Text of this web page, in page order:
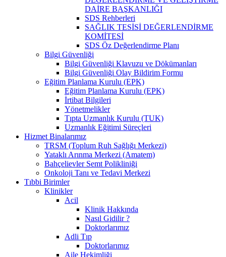
DAİRE BAŞKANLIĞI
SDS Rehberleri
SAĞLIK TESİSİ DEĞERLENDİRME
KOMİTESİ
SDS Öz Değerlendirme Planı
Bilgi Güvenliği
Bilgi Güvenliği Klavuzu ve Dökümanları
Bilgi Güvenliği Olay Bildirim Formu
Eğitim Planlama Kurulu (EPK)
Eğitim Planlama Kurulu (EPK)
İrtibat Bilgileri
Yönetmelikler
Tıpta Uzmanlık Kurulu (TUK)
Uzmanlık Eğitimi Süreçleri
Hizmet Binalarımız
TRSM (Toplum Ruh Sağlığı Merkezi)
Yataklı Arınma Merkezi (Amatem)
Bahçelievler Semt Polikliniği
Onkoloji Tanı ve Tedavi Merkezi
Tıbbi Birimler
Klinikler
Acil
Klinik Hakkında
Nasıl Gidilir ?
Doktorlarımız
Adli Tıp
Doktorlarımız
Aile Hekimliği